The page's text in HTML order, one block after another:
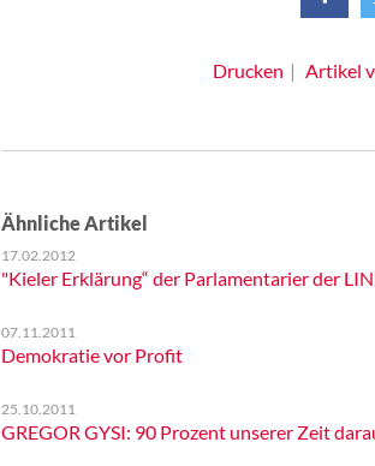
Drucken Artikel
Ähnliche Artikel
17.02.2012
"Kieler Erklärung“ der Parlamentarier der
07.11.2011
Demokratie vor Profit
25.10.2011
GREGOR GYSI: 90 Prozent unserer Zeit